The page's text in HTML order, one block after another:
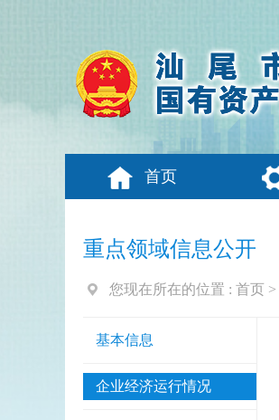
首页
重点领域信息公开
您现在所在的位置 : 首页 >
基本信息
企业经济运行情况